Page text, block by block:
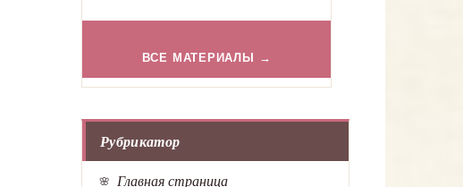
ВСЕ МАТЕРИАЛЫ →
Рубрикатор
Главная страница